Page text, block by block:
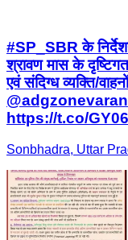
#SP_SBR के
श्रावण मास के
एवं संदिग्ध व्यक्ति/
https://t.co/
Sonbhadra, Uttar